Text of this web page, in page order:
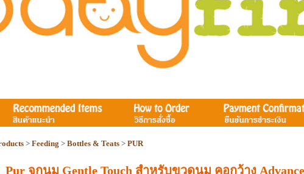
>Feeding >Bottles & Teats >PUR
Pur จุกนม Gentle Touch สำหรับขวดนม คอกว้าง